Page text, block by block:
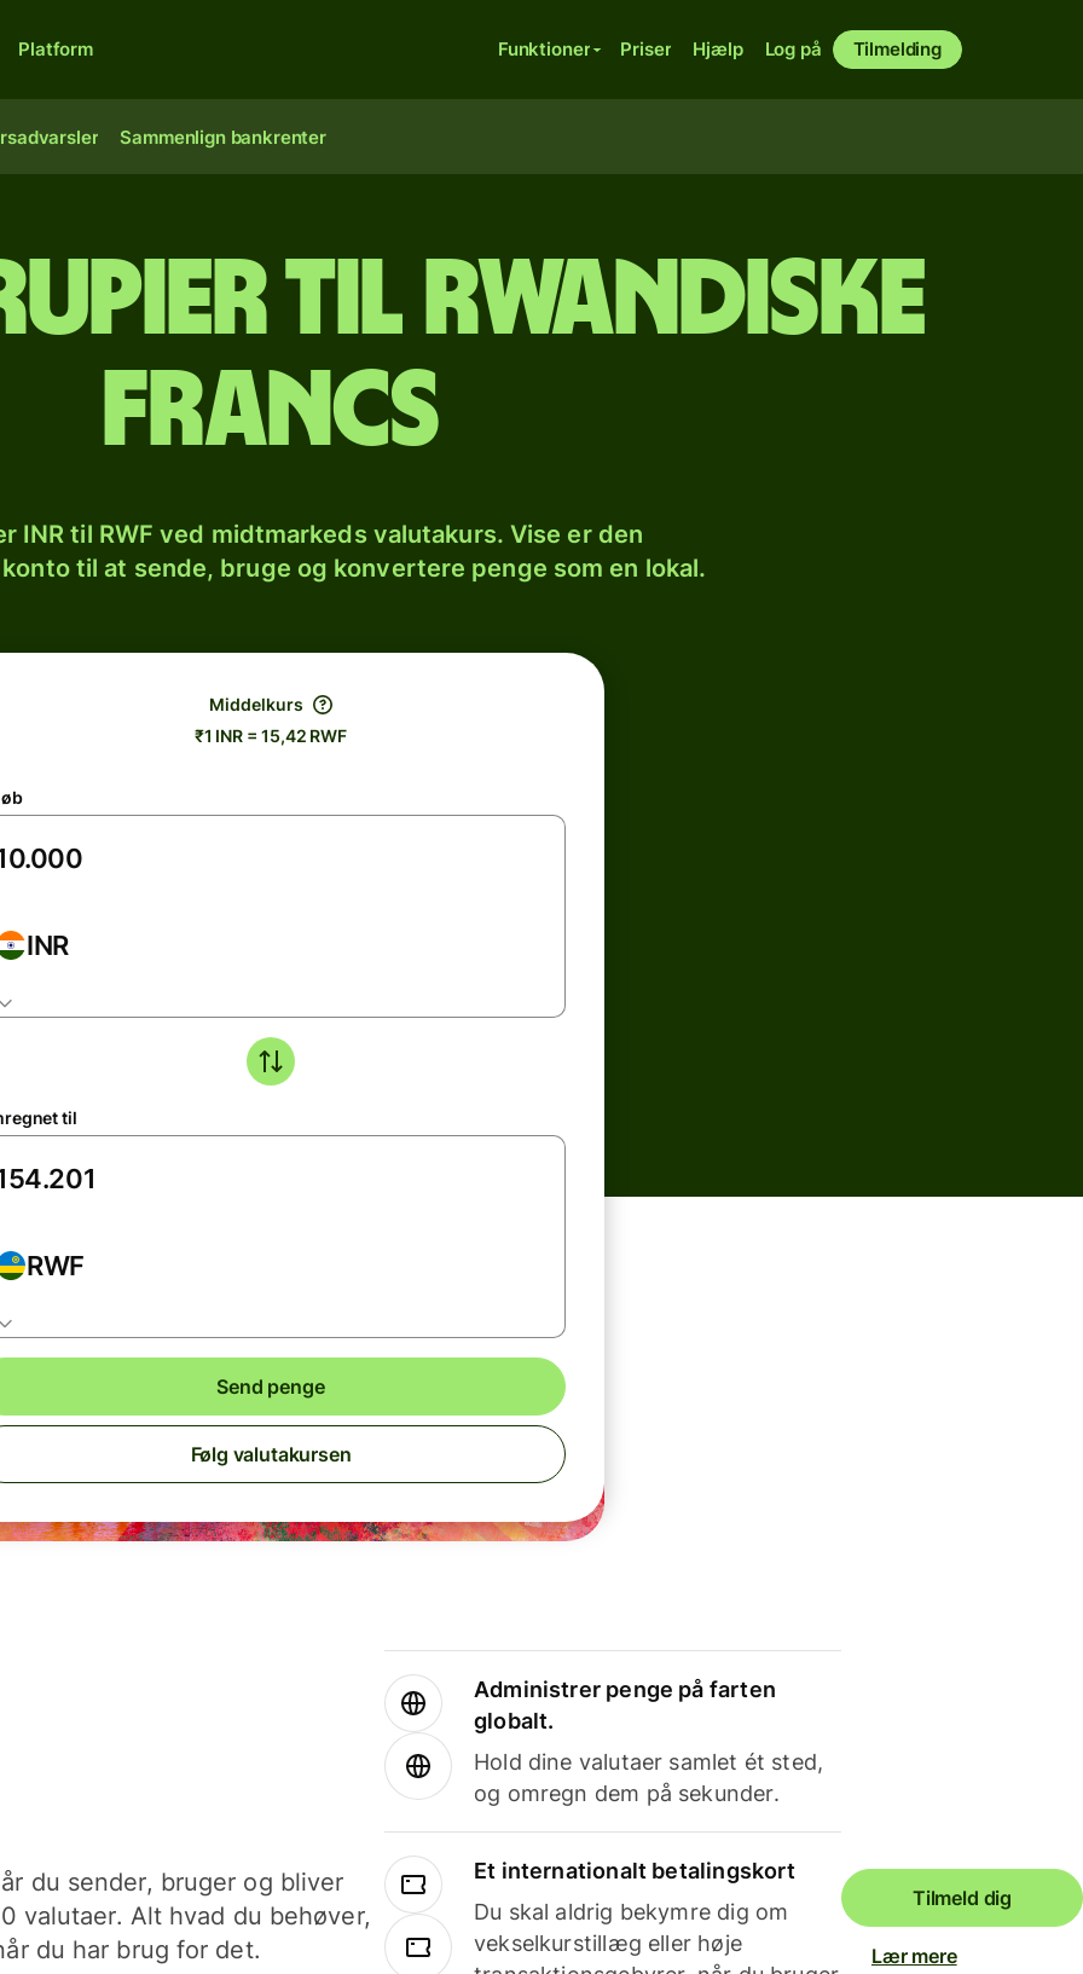
Platform Funktioner Priser Hjælp Log på Tilmelding
Sammenlign bankrenter
til rwandiske
francs
INR til RWF ved midtmarkeds valutakurs. Vise er den
til at sende, bruge og konvertere penge som en lokal.
Middelkurs
₹1 INR = 15,42 RWF
INR
til
RWF
Send penge
Følg valutakursen
du sender, bruger og bliver
valutaer. Alt hvad du behøver,
du har brug for det.
Administrer penge på farten
globalt.
Hold dine valutaer samlet ét sted,
og omregn dem på sekunder.
Et internationalt betalingskort
Du skal aldrig bekymre dig om
vekselkurstillæg eller høje
Tilmeld dig
Lær mere